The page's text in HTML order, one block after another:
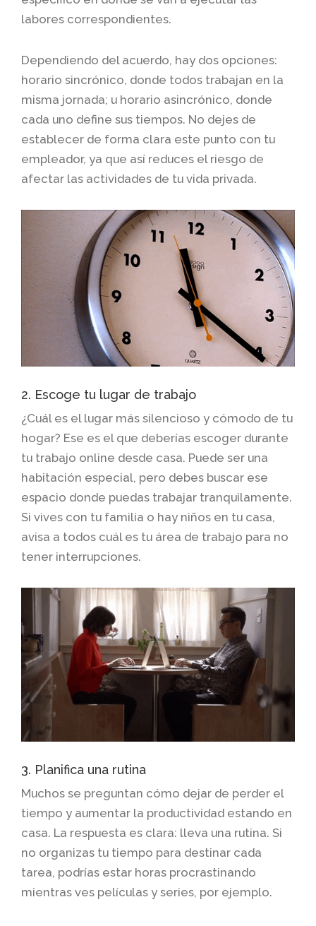
labores correspondientes.
Dependiendo del acuerdo, hay dos opciones:
horario sincrónico, donde todos trabajan en la
misma jornada; u horario asincrónico, donde
cada uno define sus tiempos. No dejes de
establecer de forma clara este punto con tu
empleador, ya que así reduces el riesgo de
afectar las actividades de tu vida privada.
2. Escoge tu lugar de trabajo
¿Cuál es el lugar más silencioso y cómodo de tu
hogar? Ese es el que deberías escoger durante
tu trabajo online desde casa. Puede ser una
habitación especial, pero debes buscar ese
espacio donde puedas trabajar tranquilamente.
Si vives con tu familia o hay niños en tu casa,
avisa a todos cuál es tu área de trabajo para no
tener interrupciones.
3. Planifica una rutina
Muchos se preguntan cómo dejar de perder el
tiempo y aumentar la productividad estando en
casa. La respuesta es clara: lleva una rutina. Si
no organizas tu tiempo para destinar cada
tarea, podrías estar horas procrastinando
mientras ves películas y series, por ejemplo.